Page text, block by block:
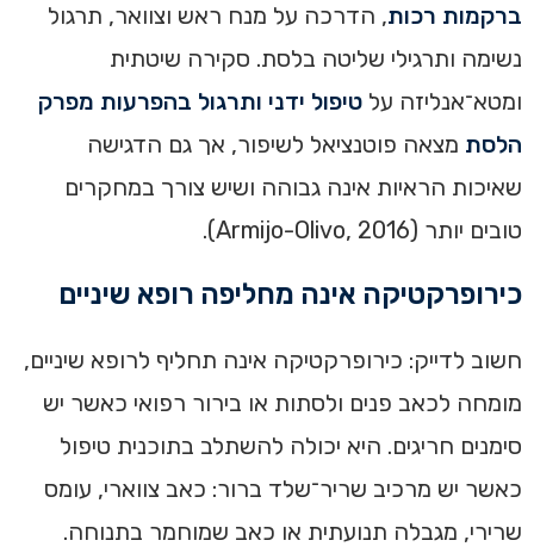
ברקמות רכות, הדרכה על מנח ראש וצוואר, תרגול
נשימה ותרגילי שליטה בלסת. סקירה שיטתית
ומטא־אנליזה על טיפול ידני ותרגול בהפרעות מפרק
הלסת מצאה פוטנציאל לשיפור, אך גם הדגישה
שאיכות הראיות אינה גבוהה ושיש צורך במחקרים
טובים יותר (Armijo-Olivo, 2016).
כירופרקטיקה אינה מחליפה רופא שיניים
חשוב לדייק: כירופרקטיקה אינה תחליף לרופא שיניים,
מומחה לכאב פנים ולסתות או בירור רפואי כאשר יש
סימנים חריגים. היא יכולה להשתלב בתוכנית טיפול
כאשר יש מרכיב שריר־שלד ברור: כאב צווארי, עומס
שרירי, מגבלה תנועתית או כאב שמוחמר בתנוחה.